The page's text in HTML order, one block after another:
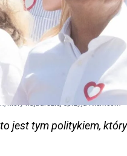
który najbardziej sprzyja Niemcom
jest tym politykiem,